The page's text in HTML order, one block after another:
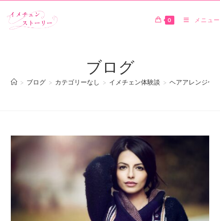
0 メニュー
ブログ
> ブログ > カテゴリーなし > イメチェン体験談 > ヘアアレンジ〜